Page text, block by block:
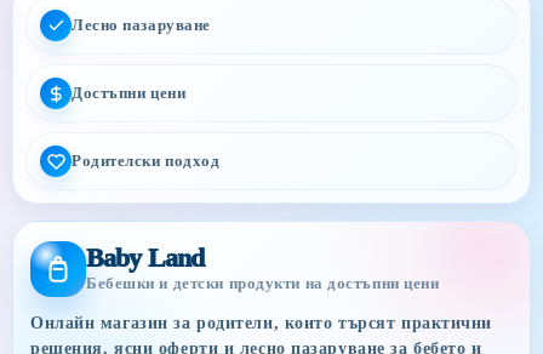
Лесно пазаруване
Достъпни цени
Родителски подход
Baby Land
Бебешки и детски продукти на достъпни цени
Онлайн магазин за родители, които търсят практични
решения, ясни оферти и лесно пазаруване за бебето и